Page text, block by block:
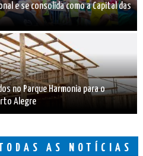
e se consolida como a Capital das
no Parque Harmonia para o
Alegre
AS NOTÍCIAS